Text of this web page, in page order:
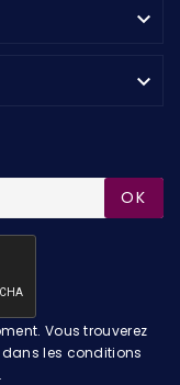


OK
Vous trouverez
les conditions